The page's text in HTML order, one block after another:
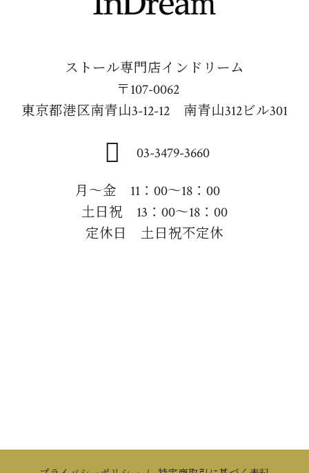
ストール専門店インドリーム
〒107-0062
東京都港区南青山3-12-12 南青山312ビル301
03-3479-3660
月～金 11：00～18：00
土日祝 13：00～18：00
定休日 土日祝不定休